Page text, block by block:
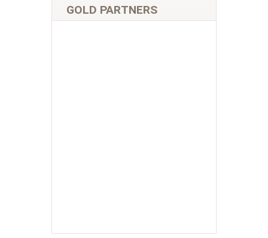
GOLD PARTNERS